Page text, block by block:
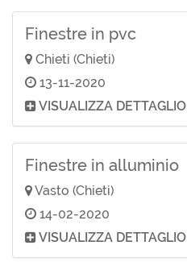
Finestre in pvc
Chieti (Chieti)
13-11-2020
VISUALIZZA DETTAGLIO
Finestre in alluminio
Vasto (Chieti)
14-02-2020
VISUALIZZA DETTAGLIO